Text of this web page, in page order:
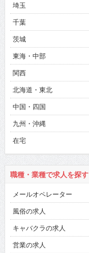
埼玉
千葉
茨城
東海・中部
関西
北海道・東北
中国・四国
九州・沖縄
在宅
職種・業種で求人を探す
メールオペレーター
風俗の求人
キャバクラの求人
営業の求人